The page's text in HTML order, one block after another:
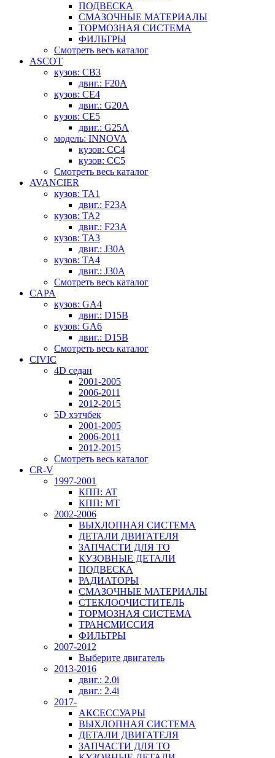
ПОДВЕСКА
СМАЗОЧНЫЕ МАТЕРИАЛЫ
ТОРМОЗНАЯ СИСТЕМА
ФИЛЬТРЫ
Смотреть весь каталог
ASCOT
кузов: CB3
двиг.: F20A
кузов: CE4
двиг.: G20A
кузов: CE5
двиг.: G25A
модель: INNOVA
кузов: CC4
кузов: CC5
Смотреть весь каталог
AVANCIER
кузов: TA1
двиг.: F23A
кузов: TA2
двиг.: F23A
кузов: TA3
двиг.: J30A
кузов: TA4
двиг.: J30A
Смотреть весь каталог
CAPA
кузов: GA4
двиг.: D15B
кузов: GA6
двиг.: D15B
Смотреть весь каталог
CIVIC
4D седан
2001-2005
2006-2011
2012-2015
5D хэтчбек
2001-2005
2006-2011
2012-2015
Смотреть весь каталог
CR-V
1997-2001
КПП: AT
КПП: MT
2002-2006
ВЫХЛОПНАЯ СИСТЕМА
ДЕТАЛИ ДВИГАТЕЛЯ
ЗАПЧАСТИ ДЛЯ ТО
КУЗОВНЫЕ ДЕТАЛИ
ПОДВЕСКА
РАДИАТОРЫ
СМАЗОЧНЫЕ МАТЕРИАЛЫ
СТЕКЛООЧИСТИТЕЛЬ
ТОРМОЗНАЯ СИСТЕМА
ТРАНСМИССИЯ
ФИЛЬТРЫ
2007-2012
Выберите двигатель
2013-2016
двиг.: 2.0i
двиг.: 2.4i
2017-
АКСЕССУАРЫ
ВЫХЛОПНАЯ СИСТЕМА
ДЕТАЛИ ДВИГАТЕЛЯ
ЗАПЧАСТИ ДЛЯ ТО